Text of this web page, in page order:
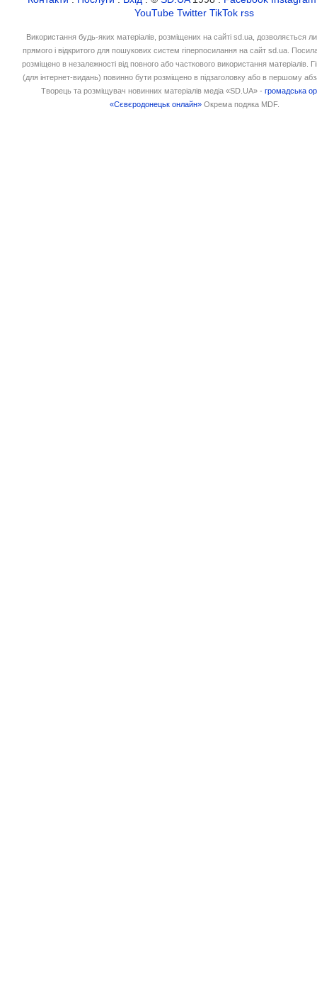
YouTube Twitter TikTok rss
Використання будь-яких матеріалів, розміщених на сайті sd.ua, дозволяється
прямого і відкритого для пошукових систем гіперпосилання на сайт sd.ua.
розміщено в незалежності від повного або часткового використання матеріалів.
(для інтернет-видань) повинно бути розміщено в підзаголовку або в першому
Творець та розміщувач новинних матеріалів медіа «SD.UA» -громадська
«Сєвєродонецьк онлайн» Окрема подяка MDF.